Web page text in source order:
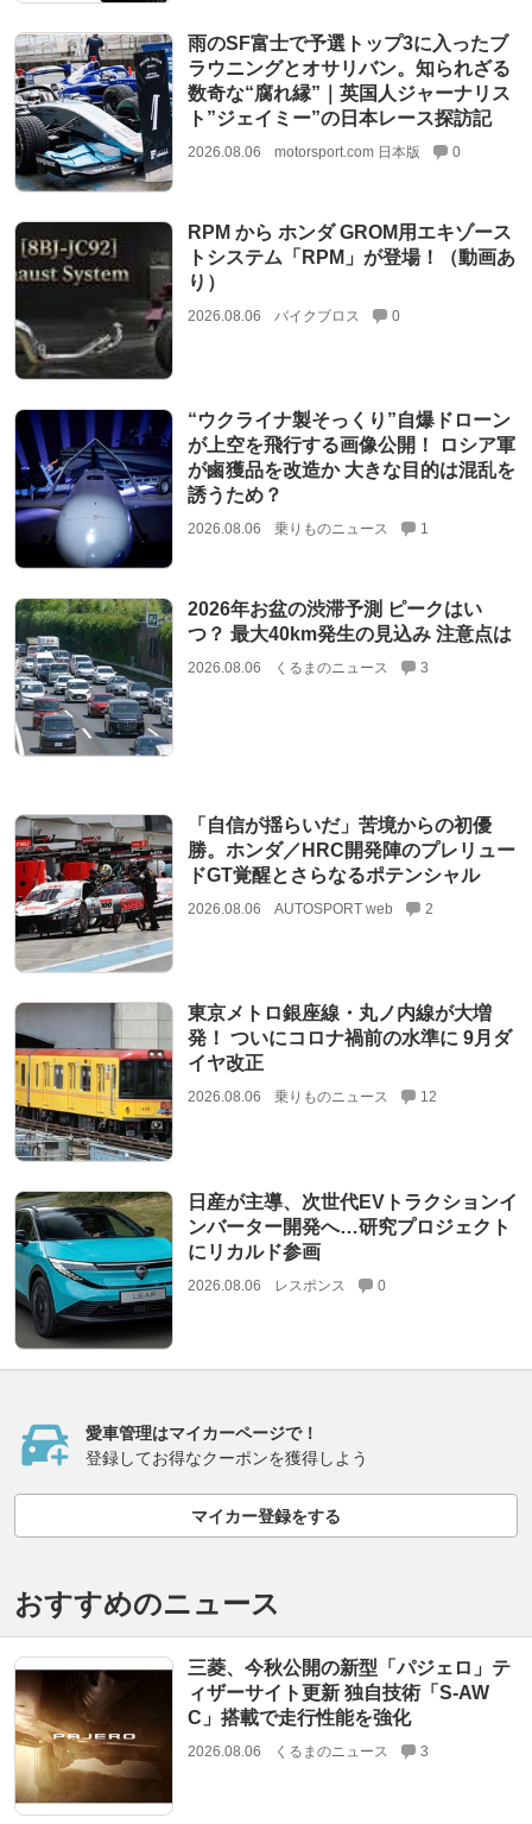
雨のSF富士で予選トップ3に入ったブ
ラウニングとオサリバン。知られざる
数奇な“腐れ縁”｜英国人ジャーナリス
ト”ジェイミー”の日本レース探訪記
2026.08.06 motorsport.com 日本版 0
RPM から ホンダ GROM用エキゾース
トシステム「RPM」が登場！（動画あ
り）
2026.08.06 バイクブロス 0
“ウクライナ製そっくり”自爆ドローン
が上空を飛行する画像公開！ ロシア軍
が鹵獲品を改造か 大きな目的は混乱を
誘うため？
2026.08.06 乗りものニュース 1
2026年お盆の渋滞予測 ピークはい
つ？ 最大40km発生の見込み 注意点は
2026.08.06 くるまのニュース 3
「自信が揺らいだ」苦境からの初優
勝。ホンダ／HRC開発陣のプレリュー
ドGT覚醒とさらなるポテンシャル
2026.08.06 AUTOSPORT web 2
東京メトロ銀座線・丸ノ内線が大増
発！ ついにコロナ禍前の水準に 9月ダ
イヤ改正
2026.08.06 乗りものニュース 12
日産が主導、次世代EVトラクションイ
ンバーター開発へ…研究プロジェクト
にリカルド参画
2026.08.06 レスポンス 0
愛車管理はマイカーページで！
登録してお得なクーポンを獲得しよう
マイカー登録をする
おすすめのニュース
三菱、今秋公開の新型「パジェロ」テ
ィザーサイト更新 独自技術「S-AW
C」搭載で走行性能を強化
2026.08.06 くるまのニュース 3